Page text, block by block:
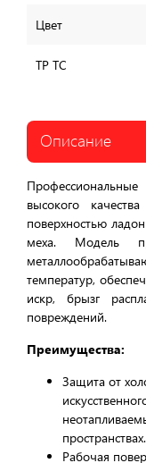
Цвет
ТР ТС
Описание
высокого
поверхностью
меха. Модель
температур,
искр, брызг
повреждений.
Преимущества:
Защита от
пространствах.
Рабочая